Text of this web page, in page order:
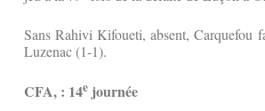
Sans Rahivi Kifoueti, absent, Carquefou
Luzenac (1-1).
CFA, : 14e journée